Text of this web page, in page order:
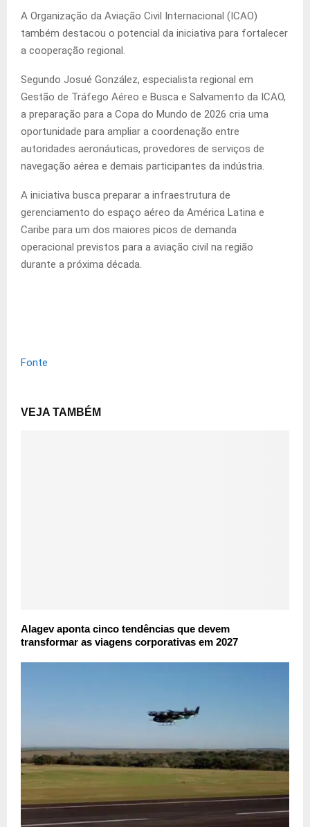
A Organização da Aviação Civil Internacional (ICAO)
também destacou o potencial da iniciativa para fortalecer
a cooperação regional.
Segundo Josué González, especialista regional em
Gestão de Tráfego Aéreo e Busca e Salvamento da ICAO,
a preparação para a Copa do Mundo de 2026 cria uma
oportunidade para ampliar a coordenação entre
autoridades aeronáuticas, provedores de serviços de
navegação aérea e demais participantes da indústria.
A iniciativa busca preparar a infraestrutura de
gerenciamento do espaço aéreo da América Latina e
Caribe para um dos maiores picos de demanda
operacional previstos para a aviação civil na região
durante a próxima década.
Fonte
VEJA TAMBÉM
Alagev aponta cinco tendências que devem
transformar as viagens corporativas em 2027